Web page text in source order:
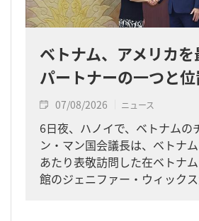
ベトナム、アメリカ
パートナーの一つと
07/08/2026 ニュース
6日夜、ハノイで、ベトナムの
ン・マン国会議長は、ベトナ
あたり表敬訪問した在ベトナ
館のジェニファー・ウィック